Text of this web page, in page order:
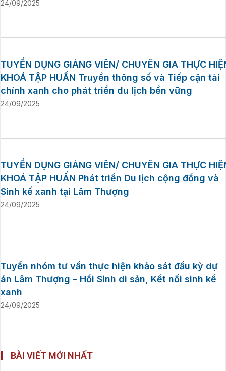
24/09/2025
TUYỂN DỤNG GIẢNG VIÊN/ CHUYÊN GIA THỰC
KHOÁ TẬP HUẤN Truyền thông số và Tiếp cận tài
chính xanh cho phát triển du lịch bền vững
24/09/2025
TUYỂN DỤNG GIẢNG VIÊN/ CHUYÊN GIA THỰC
KHOÁ TẬP HUẤN Phát triển Du lịch cộng đồng và
Sinh kế xanh tại Lâm Thượng
24/09/2025
Tuyển nhóm tư vấn thực hiện khảo sát đầu kỳ dự
án Lâm Thượng – Hồi Sinh di sản, Kết nối sinh kế
xanh
24/09/2025
BÀI VIẾT MỚI NHẤT